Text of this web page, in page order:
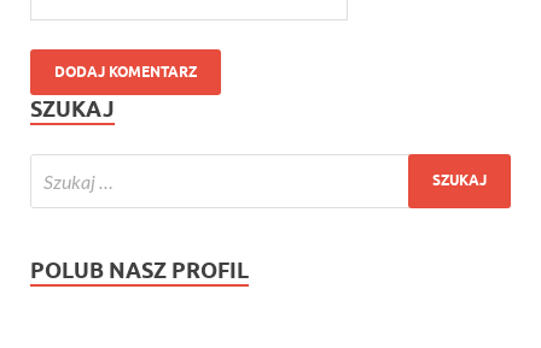
SZUKAJ
POLUB NASZ PROFIL